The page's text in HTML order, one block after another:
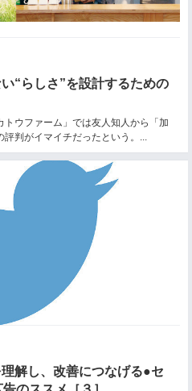
“らしさ”を設計するための
ウファーム」では友人知人から「加
判がイマイチだったという。...
解し、改善につなげる●セ